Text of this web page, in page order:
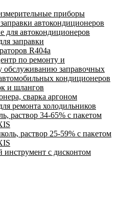
приборы
автокондиционеров
для автокондиционеров
заправки
R404a
по ремонту и
обслуживанию заправочных
кондиционеров
и шлангов
сварка аргоном
ремонта холодильников
раствор 34-65% с пакетом
раствор 25-59% с пакетом
инструмент с дисконтом